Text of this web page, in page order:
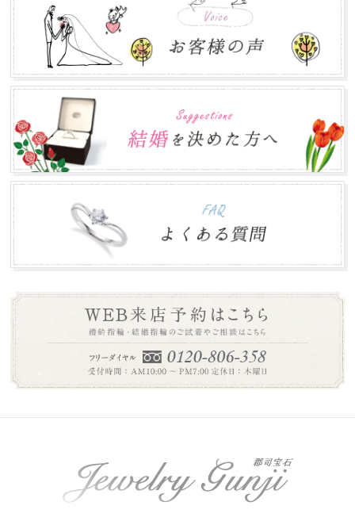
お盆営業について
2017.07.24
平素は格別のお引き立てを賜わり厚くお礼申し上げます。
株式会社郡司宝石は、お盆期間中も通常営業致し...
ゴールデンウィークの営業について
2017.04.30
ゴールデンウィークの営業に関しましては、通常通り営業
致します。 皆さまのご来店をお待ちしております...
年末年始のお知らせ
2016.12.27
本年は大変お世話になりありがとうございました。 誠に勝
手ながら下記の期間を年末年始休業とさせて頂き...